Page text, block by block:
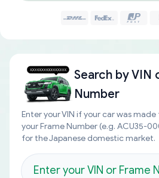
Search byVIN
Number
Enter your VIN if your car was
your Frame Number (e.g. ACU35-
for the Japanese domestic market.